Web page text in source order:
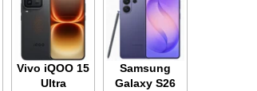
Samsung
Galaxy S26
Vivo iQOO 15
Ultra